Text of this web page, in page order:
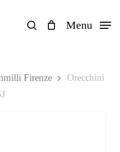
search MenuClose
Cart
Firenze
Orecchini